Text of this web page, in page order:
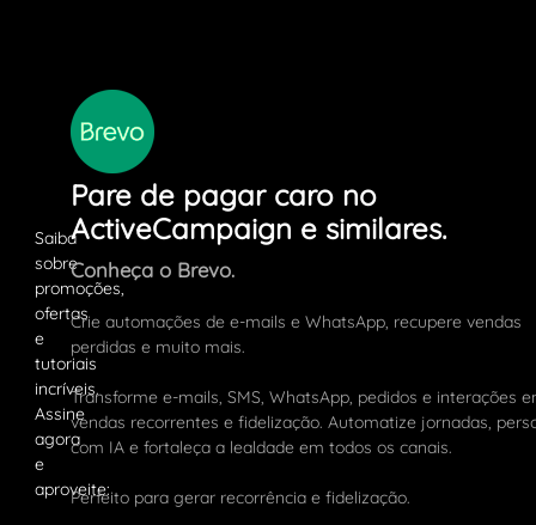
Pare de pagar caro no
ActiveCampaign e similares.
Conheça o Brevo.
Crie automações de e-mails e WhatsApp, recupere vendas
perdidas e muito mais.
Transforme e-mails, SMS, WhatsApp, pedidos e interações
vendas recorrentes e fidelização. Automatize jornadas,
com IA e fortaleça a lealdade em todos os canais.
Perfeito para gerar recorrência e fidelização.